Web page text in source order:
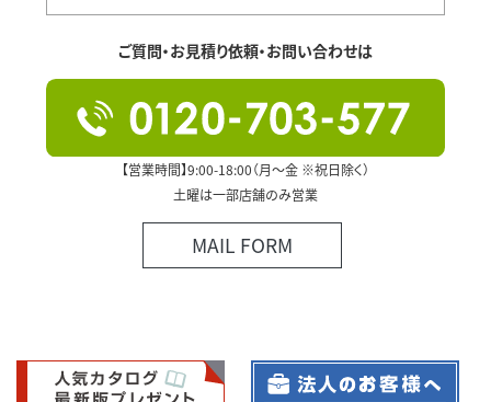
ご質問・お見積り依頼・お問い合わせは
【営業時間】9:00-18:00（月～金 ※祝日除く）
土曜は一部店舗のみ営業
MAIL FORM